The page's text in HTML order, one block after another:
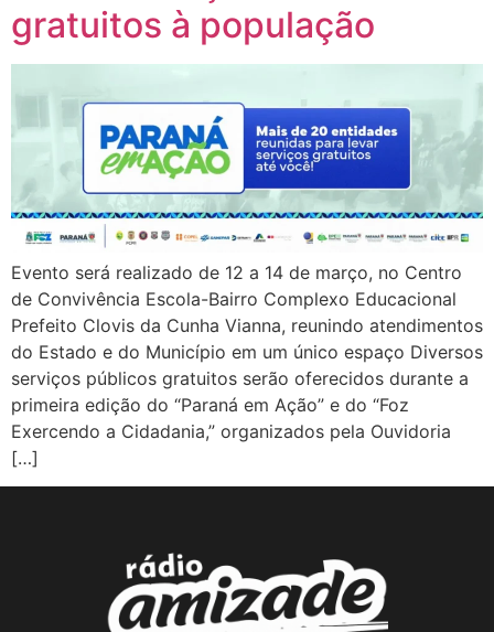
gratuitos à população
Evento será realizado de 12 a 14 de março, no Centro
de Convivência Escola-Bairro Complexo Educacional
Prefeito Clovis da Cunha Vianna, reunindo atendimentos
do Estado e do Município em um único espaço Diversos
serviços públicos gratuitos serão oferecidos durante a
primeira edição do “Paraná em Ação” e do “Foz
Exercendo a Cidadania,” organizados pela Ouvidoria
[…]